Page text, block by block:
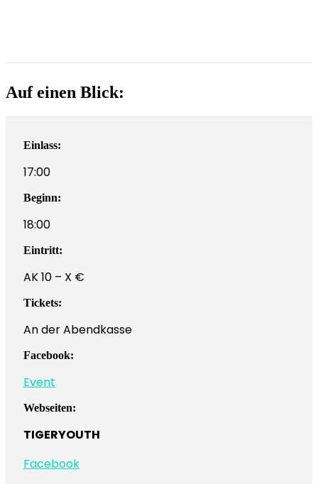
Auf einen Blick:
Einlass:
17:00
Beginn:
18:00
Eintritt:
AK 10 – X €
Tickets:
An der Abendkasse
Facebook:
Event
Webseiten:
TIGERYOUTH
Facebook